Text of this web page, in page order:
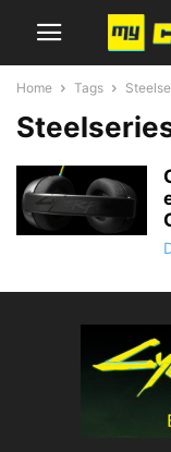
Home Tags